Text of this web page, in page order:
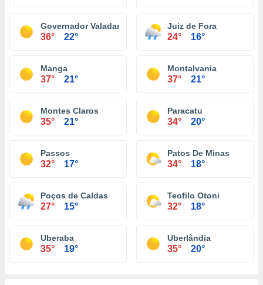
Governador Valadares
36° 22°
Juiz de Fora
24° 16°
Manga
37° 21°
Montalvania
37° 21°
Montes Claros
35° 21°
Paracatu
34° 20°
Passos
32° 17°
Patos De Minas
34° 18°
Poços de Caldas
27° 15°
Teofilo Otoni
32° 18°
Uberaba
35° 19°
Uberlândia
35° 20°